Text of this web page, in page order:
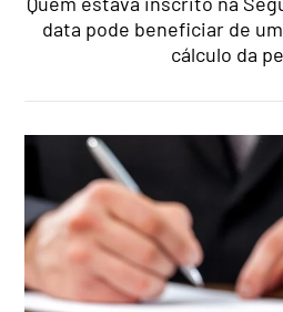
data pode beneficiar de
cálculo da